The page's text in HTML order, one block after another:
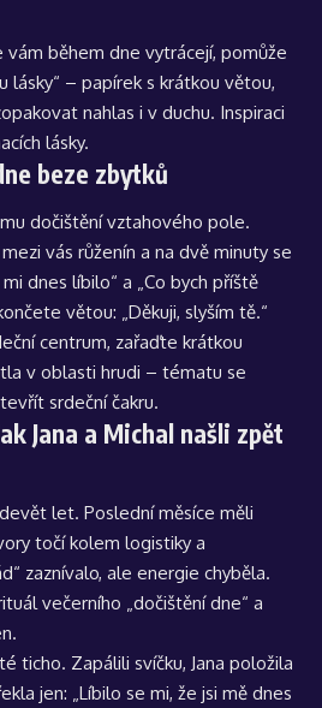
během dne vytrácejí, pomůže
lásky“ – papírek s krátkou větou,
nahlas i v duchu. Inspiraci
lásky.
beze zbytků
dočištění vztahového pole.
vás růženín a na dvě minuty se
dnes líbilo“ a „Co bych příště
větou: „Děkuji, slyším tě.“
centrum, zařaďte krátkou
v oblasti hrudi – tématu se
srdeční čakru.
Jana a Michal našli zpět
let. Poslední měsíce měli
točí kolem logistiky a
zaznívalo, ale energie chyběla.
večerního „dočištění dne“ a
ticho. Zapálili svíčku, Jana položila
jen: „Líbilo se mi, že jsi mě dnes